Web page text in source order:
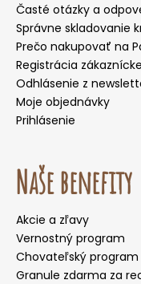
Časté otázky a
Správne skladovanie
Prečo nakupovať na
Registrácia
Odhlásenie z
Moje objednávky
Prihlásenie
Naše benefity
Akcie a zľavy
Vernostný program
Chovateľský program
Granule zdarma za